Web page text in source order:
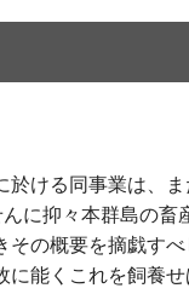
ける同事業は、
に抑々本群島の畜
の概要を摘戯すべ
能くこれを飼養